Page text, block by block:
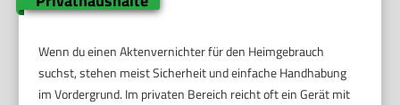
Wenn du einen Aktenvernichter für den Heimgebrauch
suchst, stehen meist Sicherheit und einfache Handhabung
im Vordergrund. Im privaten Bereich reicht oft ein Gerät mit